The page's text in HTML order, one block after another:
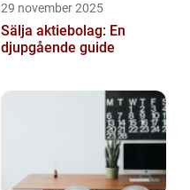
29 november 2025
Sälja aktiebolag: En
djupgående guide